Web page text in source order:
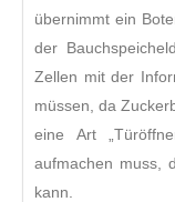
übernimmt ein
der
Zellen mit der
müssen, da
eine Art
aufmachen muss,
kann.